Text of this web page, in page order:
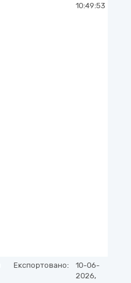
10:49:53
Експортовано:
10-06-
2026,